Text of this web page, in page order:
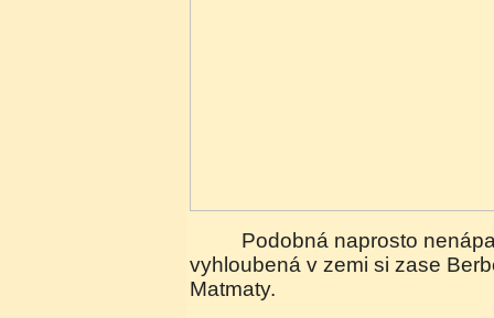
Podobná naprosto nenápadná obydlí, ale
vyhloubená v zemi si zase
Matmaty.